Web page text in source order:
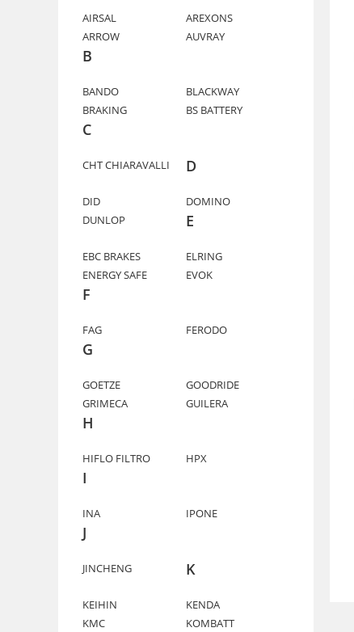
AIRSAL
AREXONS
ARROW
AUVRAY
B
BANDO
BLACKWAY
BRAKING
BS BATTERY
C
CHT CHIARAVALLI D
DID
DOMINO
DUNLOP
E
EBC BRAKES
ELRING
ENERGY SAFE
EVOK
F
FAG FERODO
G
GOETZE
GOODRIDE
GRIMECA
GUILERA
H
HIFLO FILTRO HPX
I
INA IPONE
J
JINCHENG K
KEIHIN
KENDA
KMC
KOMBATT